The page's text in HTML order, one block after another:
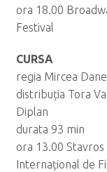
ora 18.00
Festival
CURSA
regia Mircea
distribuția Tora
Diplan
durata 93 min
ora 13.00 Stavros
Internațional de